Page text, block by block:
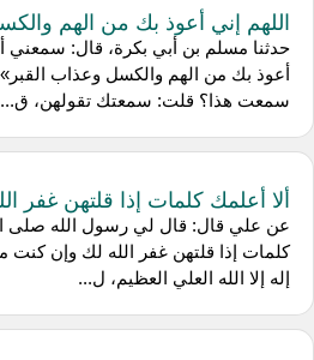
اللهم إني أعوذ بك من الهم
حدثنا مسلم بن أبي بكرة، قال: سمعني
سمعت هذا؟ قلت: سمعتك تقولهن، ق...
ألا أعلمك كلمات إذا قلتهن غفر
عن علي قال: قال لي رسول الله صلى
كلمات إذا قلتهن غفر الله لك وإن كنت
إله إلا الله العلي العظيم، ل...